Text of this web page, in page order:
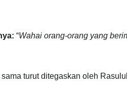
“Wahai orang-orang yang
sama turut ditegaskan oleh